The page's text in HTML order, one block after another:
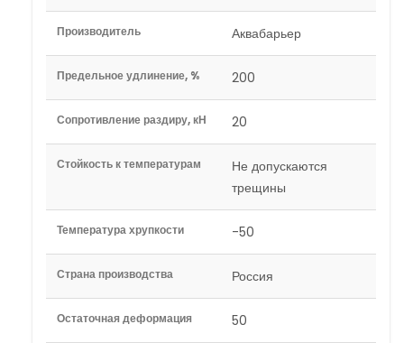
Производитель Аквабарьер
Предельное удлинение, % 200
Сопротивление раздиру, кН 20
Стойкость к температурам
Не допускаются
трещины
Температура хрупкости -50
Страна производства Россия
Остаточная деформация 50